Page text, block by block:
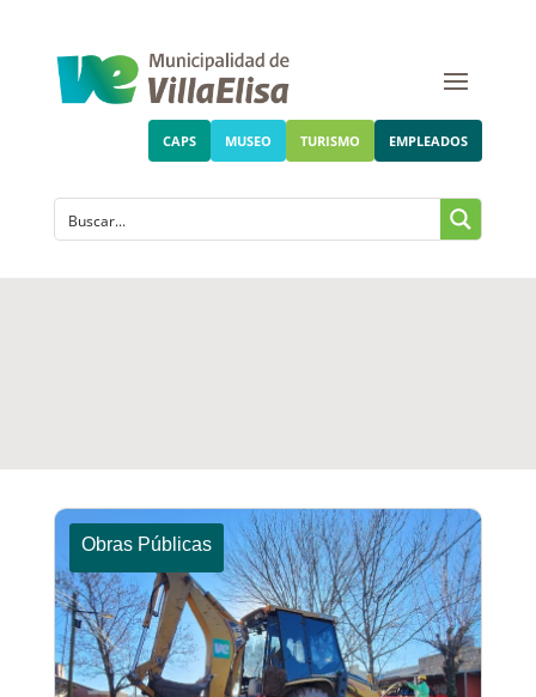
CAPS MUSEO TURISMO EMPLEADOS
Obras Públicas